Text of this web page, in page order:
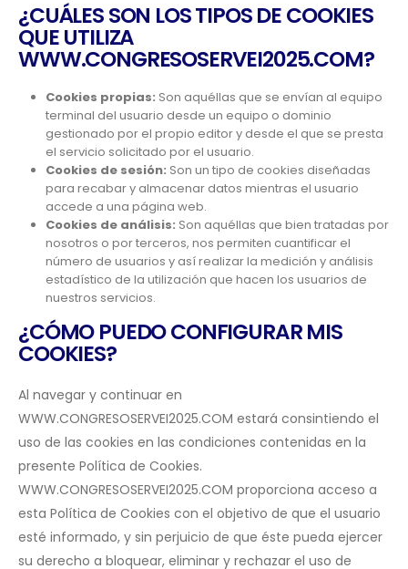
¿CUÁLES SON LOS TIPOS DE COOKIES
QUE UTILIZA
WWW.CONGRESOSERVEI2025.COM?
Cookies propias: Son aquéllas que se envían al equipo
terminal del usuario desde un equipo o dominio
gestionado por el propio editor y desde el que se presta
el servicio solicitado por el usuario.
Cookies de sesión: Son un tipo de cookies diseñadas
para recabar y almacenar datos mientras el usuario
accede a una página web.
Cookies de análisis: Son aquéllas que bien tratadas por
nosotros o por terceros, nos permiten cuantificar el
número de usuarios y así realizar la medición y análisis
estadístico de la utilización que hacen los usuarios de
nuestros servicios.
¿CÓMO PUEDO CONFIGURAR MIS
COOKIES?
Al navegar y continuar en
WWW.CONGRESOSERVEI2025.COM estará consintiendo el
uso de las cookies en las condiciones contenidas en la
presente Política de Cookies.
WWW.CONGRESOSERVEI2025.COM proporciona acceso a
esta Política de Cookies con el objetivo de que el usuario
esté informado, y sin perjuicio de que éste pueda ejercer
su derecho a bloquear, eliminar y rechazar el uso de